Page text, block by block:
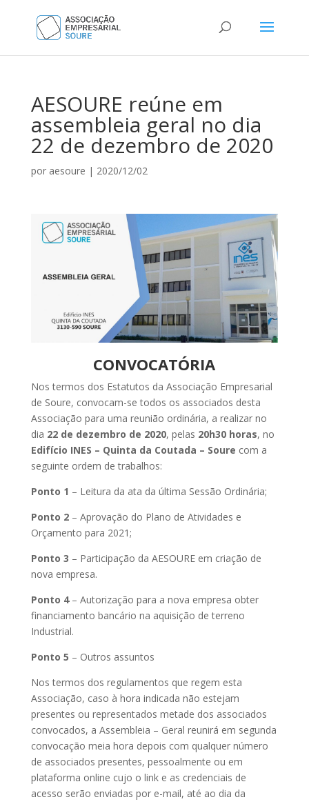
AESOURE reúne em
assembleia geral no dia
22 de dezembro de 2020
por aesoure | 2020/12/02
CONVOCATÓRIA
Nos termos dos Estatutos da Associação Empresarial
de Soure, convocam-se todos os associados desta
Associação para uma reunião ordinária, a realizar no
dia 22 de dezembro de 2020, pelas 20h30 horas, no
Edifício INES – Quinta da Coutada – Soure com a
seguinte ordem de trabalhos:
Ponto 1 – Leitura da ata da última Sessão Ordinária;
Ponto 2– Aprovação do Plano de Atividades e
Orçamento para 2021;
Ponto 3 – Participação da AESOURE em criação de
nova empresa.
Ponto 4– Autorização para a nova empresa obter
financiamento bancário na aquisição de terreno
Industrial.
Ponto 5 – Outros assuntos
Nos termos dos regulamentos que regem esta
Associação, caso à hora indicada não estejam
presentes ou representados metade dos associados
convocados, a Assembleia – Geral reunirá em segunda
convocação meia hora depois com qualquer número
de associados presentes, pessoalmente ou em
plataforma online cujo o link e as credenciais de
acesso serão enviadas por e-mail, até ao dia da